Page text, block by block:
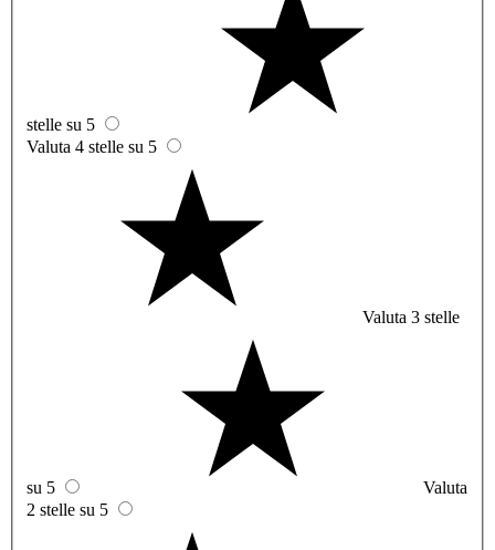
stelle su 5
Valuta 4 stelle su 5
Valuta 3 stelle
su 5
Valuta
2 stelle su 5